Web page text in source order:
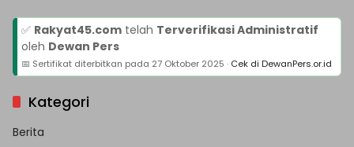
✅ Rakyat45.com telah Terverifikasi Administratif
oleh Dewan Pers
📅 Sertifikat diterbitkan pada 27 Oktober 2025 · Cek di DewanPers.or.id
Kategori
Berita